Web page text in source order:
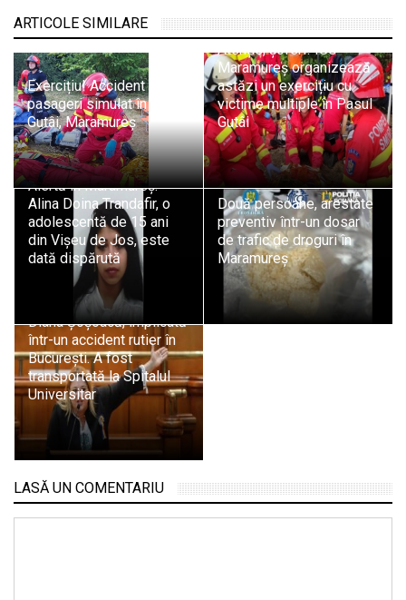
ARTICOLE SIMILARE
Exercițiu! Accident cu 11
pasageri simulat în Pasul
Gutâi, Maramureș
Atenție, șoferi! ISU
Maramureș organizează
astăzi un exercițiu cu
victime multiple în Pasul
Gutâi
Alertă în Maramureș:
Alina Doina Trandafir, o
adolescentă de 15 ani
din Vișeu de Jos, este
dată dispărută
Două persoane, arestate
preventiv într-un dosar
de trafic de droguri în
Maramureș
Diana Șoșoacă, implicată
într-un accident rutier în
București. A fost
transportată la Spitalul
Universitar
LASĂ UN COMENTARIU